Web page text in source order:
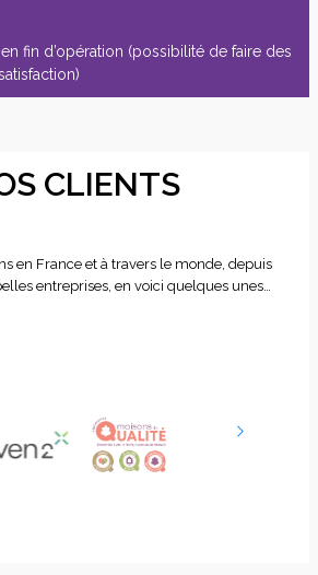
fin d’opération (possibilité de faire des
CLIENTS
en France et à travers le monde, depuis
entreprises, en voici quelques unes…